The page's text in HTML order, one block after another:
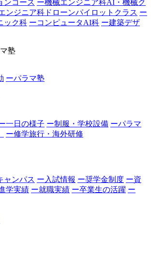
ンコース ー機械エンジニア科AI・機械ク
ンジニア科ドローンパイロットクラス ー
ック科 ーコンピュータAI科 ー建築デザ
塾
ーパラマ塾
一日の様子 ー制服・学校設備 ーパラマ
ー修学旅行・海外研修
ャンパス ー入試情報 ー奨学金制度 ー資
学実績 ー就職実績 ー卒業生の活躍 ー